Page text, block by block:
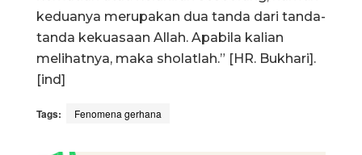
keduanya merupakan dua tanda dari tanda-
tanda kekuasaan Allah. Apabila kalian
melihatnya, maka sholatlah.” [HR. Bukhari].
[ind]
Tags: Fenomena gerhana